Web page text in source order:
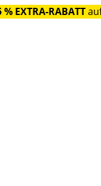
% EXTRA-RABATT